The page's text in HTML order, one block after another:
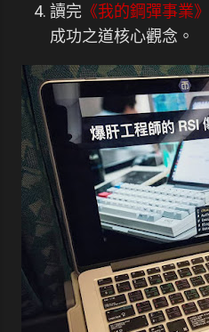
讀完 《我的鋼彈事業》
成功之道核心觀念。